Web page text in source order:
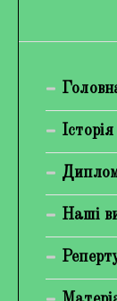
Галерея
Наші